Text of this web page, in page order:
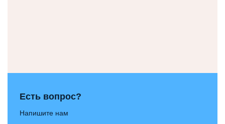
Есть вопрос?
Напишите нам